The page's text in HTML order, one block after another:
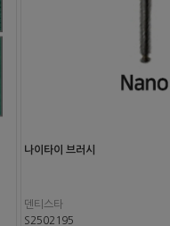
나이타이 브러시
덴티스타
S2502195